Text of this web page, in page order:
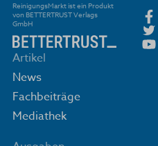
ReinigungsMarkt ist ein Produkt
von BETTERTRUST Verlags
GmbH
Artikel
News
Fachbeiträge
Mediathek